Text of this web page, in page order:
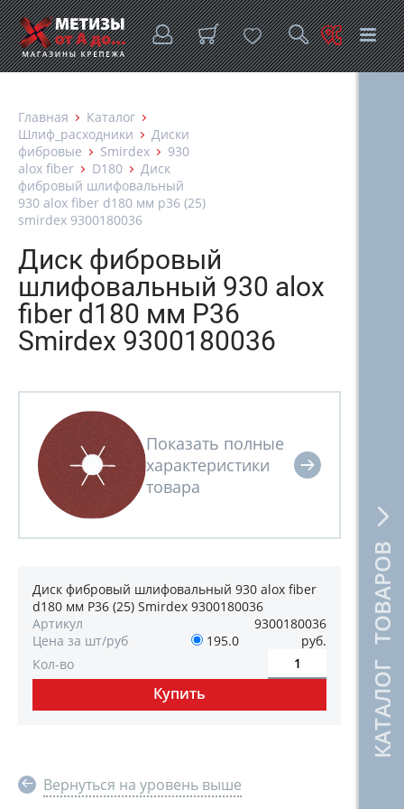
КАТАЛОГ ТОВАРОВ
Главная
Каталог
Шлиф_расходники
Диски
фибровые
Smirdex
930
alox fiber
D180
Диск
фибровый шлифовальный
930 alox fiber d180 мм p36 (25)
smirdex 9300180036
Диск фибровый
шлифовальный 930 alox
fiber d180 мм P36
Smirdex 9300180036
Диск фибровый шлифовальный 930 alox fiber
d180 мм P36 (25) Smirdex 9300180036
Артикул
9300180036
Цена за шт/руб
195.0
руб.
Кол-во
Вернуться на уровень выше